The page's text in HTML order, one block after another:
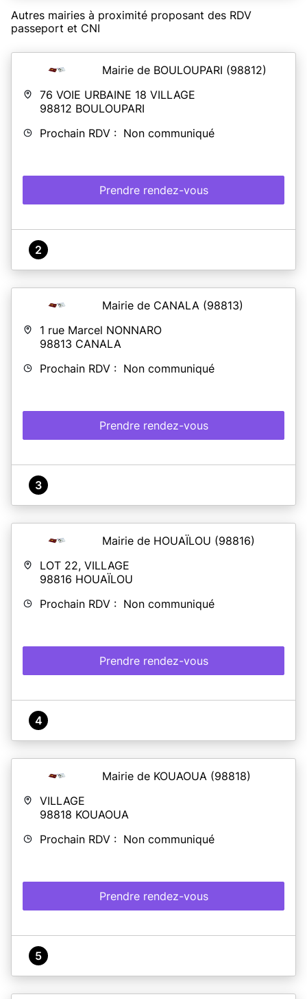
Autres mairies à proximité proposant des RDV
passeport et CNI
Mairie de BOULOUPARI (98812)
76 VOIE URBAINE 18 VILLAGE
98812 BOULOUPARI
Prochain RDV : Non communiqué
Prendre rendez-vous
2
Mairie de CANALA (98813)
1 rue Marcel NONNARO
98813 CANALA
Prochain RDV : Non communiqué
Prendre rendez-vous
3
Mairie de HOUAÏLOU (98816)
LOT 22, VILLAGE
98816 HOUAÏLOU
Prochain RDV : Non communiqué
Prendre rendez-vous
4
Mairie de KOUAOUA (98818)
VILLAGE
98818 KOUAOUA
Prochain RDV : Non communiqué
Prendre rendez-vous
5